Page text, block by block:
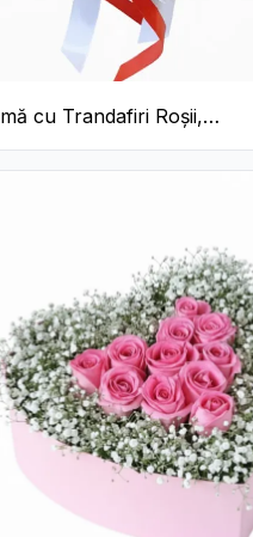
cu Trandafiri Roșii,
Albe și Bomboane